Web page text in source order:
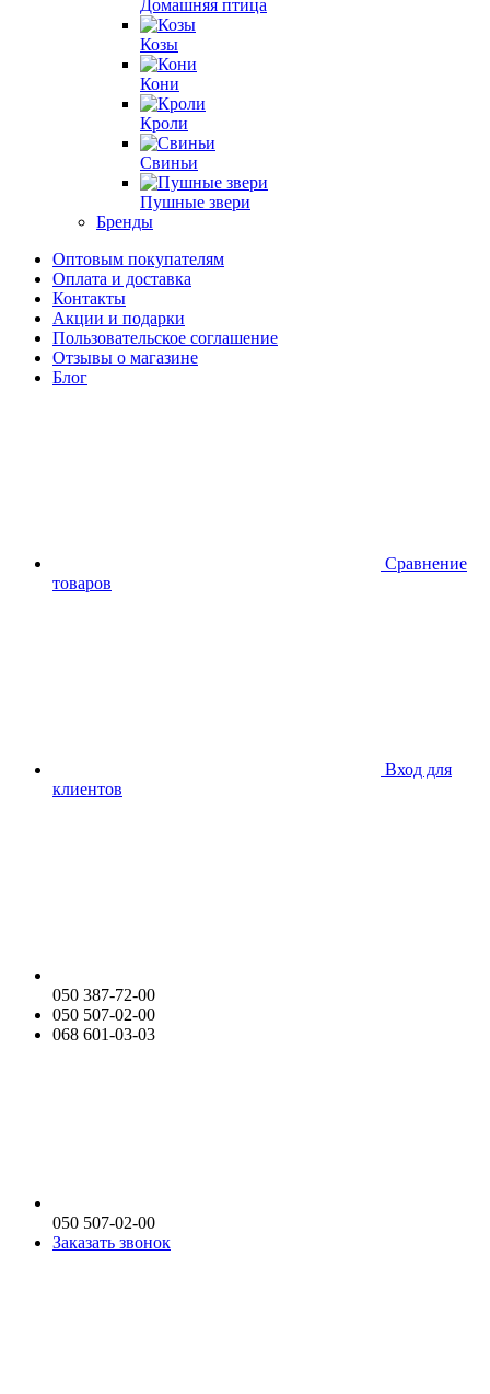
Домашняя птица
Козы
Кони
Кроли
Свиньи
Пушные звери
Бренды
Оптовым покупателям
Оплата и доставка
Контакты
Акции и подарки
Пользовательское соглашение
Отзывы о магазине
Блог
Сравнение
товаров
Вход для
клиентов
050 387-72-00
050 507-02-00
068 601-03-03
050 507-02-00
Заказать звонок